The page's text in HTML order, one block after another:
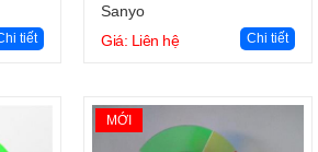
tiết
Sanyo
Giá: Liên hệ
Chi tiết
MỚI